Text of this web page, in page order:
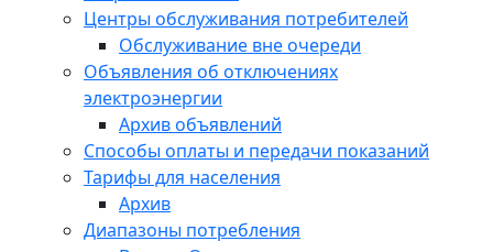
Центры обслуживания потребителей
Обслуживание вне очереди
Объявления об отключениях
электроэнергии
Архив объявлений
Способы оплаты и передачи показаний
Тарифы для населения
Архив
Диапазоны потребления